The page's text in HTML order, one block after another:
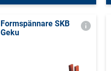
Formspännare SKB
Geku